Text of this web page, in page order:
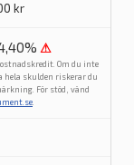
kr
⚠
Om du inte
hela skulden riskerar du
För stöd, vänd